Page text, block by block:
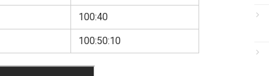
100:40
100:50:10